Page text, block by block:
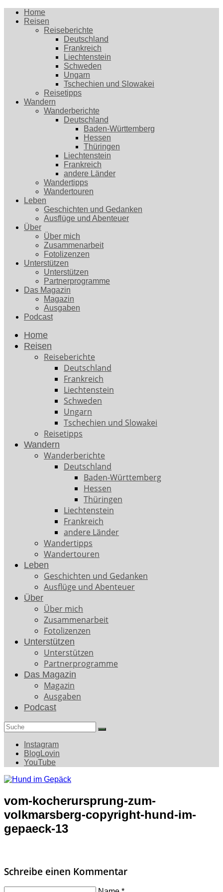
Home
Reisen
Reiseberichte
Deutschland
Frankreich
Liechtenstein
Schweden
Ungarn
Tschechien und Slowakei
Reisetipps
Wandern
Wanderberichte
Deutschland
Baden-Württemberg
Hessen
Thüringen
Liechtenstein
Frankreich
andere Länder
Wandertipps
Wandertouren
Leben
Geschichten und Gedanken
Ausflüge und Abenteuer
Über
Über mich
Zusammenarbeit
Fotolizenzen
Unterstützen
Unterstützen
Partnerprogramme
Das Magazin
Magazin
Ausgaben
Podcast
Home
Reisen
Reiseberichte
Deutschland
Frankreich
Liechtenstein
Schweden
Ungarn
Tschechien und Slowakei
Reisetipps
Wandern
Wanderberichte
Deutschland
Baden-Württemberg
Hessen
Thüringen
Liechtenstein
Frankreich
andere Länder
Wandertipps
Wandertouren
Leben
Geschichten und Gedanken
Ausflüge und Abenteuer
Über
Über mich
Zusammenarbeit
Fotolizenzen
Unterstützen
Unterstützen
Partnerprogramme
Das Magazin
Magazin
Ausgaben
Podcast
Search
Instagram
BlogLovin
YouTube
vom-kocherursprung-zum-
volkmarsberg-copyright-hund-im-
gepaeck-13
Schreibe einen Kommentar